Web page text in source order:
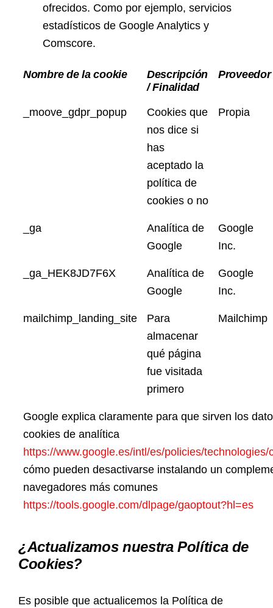
ofrecidos. Como por ejemplo, servicios
estadísticos de Google Analytics y
Comscore.
Nombre de la cookie
Descripción
/ Finalidad
Proveedor
_moove_gdpr_popup
Cookies que
nos dice si
has
aceptado la
política de
cookies o no
Propia
_ga
Analítica de
Google
Google
Inc.
_ga_HEK8JD7F6X
Analítica de
Google
Google
Inc.
mailchimp_landing_site
Para
almacenar
qué página
fue visitada
primero
Mailchimp
Google explica claramente para que sirven los
cookies de analítica
https://www.google.es/intl/es/policies/technologies/
cómo pueden desactivarse instalando un
navegadores más comunes
https://tools.google.com/dlpage/gaoptout?hl=es
¿Actualizamos nuestra Política de
Cookies?
Es posible que actualicemos la Política de